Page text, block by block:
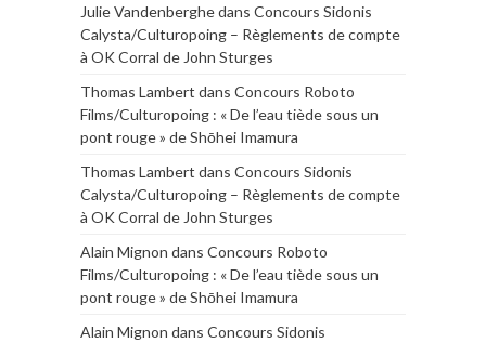
Julie Vandenberghedans Concours Sidonis
Calysta/Culturopoing – Règlements de compte
à OK Corral de John Sturges
Thomas Lambert dans Concours Roboto
Films/Culturopoing : « De l’eau tiède sous un
pont rouge » de Shōhei Imamura
Thomas Lambert dans Concours Sidonis
Calysta/Culturopoing – Règlements de compte
à OK Corral de John Sturges
Alain Mignon dans Concours Roboto
Films/Culturopoing : « De l’eau tiède sous un
pont rouge » de Shōhei Imamura
Alain Mignon dans Concours Sidonis